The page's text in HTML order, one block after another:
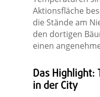
Aktionsfläche
die Stände am
den dortigen
einen
Das Highlight:
in der City